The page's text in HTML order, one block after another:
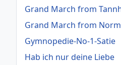
Grand March from
Grand March from
Gymnopedie-No-1-Satie
Hab ich nur deine Liebe